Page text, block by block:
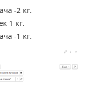
-2 кг.
1 кг.
-1 кг.